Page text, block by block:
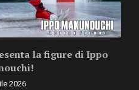
la figure di Ippo
2026